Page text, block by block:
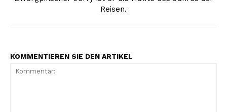
Reisen.
KOMMENTIEREN SIE DEN ARTIKEL